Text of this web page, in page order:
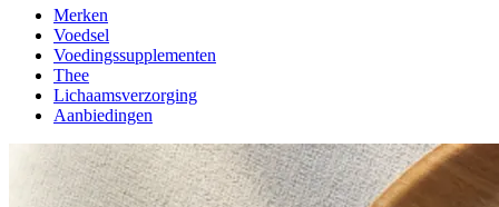
Merken
Voedsel
Voedingssupplementen
Thee
Lichaamsverzorging
Aanbiedingen